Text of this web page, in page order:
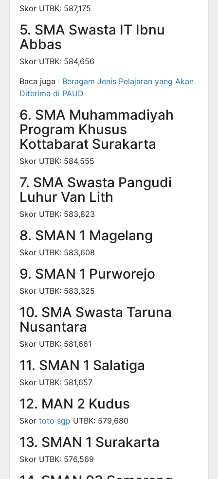
Skor UTBK: 587,175
5. SMA Swasta IT Ibnu
Abbas
Skor UTBK: 584,656
Baca juga : Beragam Jenis Pelajaran yang Akan
Diterima di PAUD
6. SMA Muhammadiyah
Program Khusus
Kottabarat Surakarta
Skor UTBK: 584,555
7. SMA Swasta Pangudi
Luhur Van Lith
Skor UTBK: 583,823
8. SMAN 1 Magelang
Skor UTBK: 583,608
9. SMAN 1 Purworejo
Skor UTBK: 583,325
10. SMA Swasta Taruna
Nusantara
Skor UTBK: 581,661
11. SMAN 1 Salatiga
Skor UTBK: 581,657
12. MAN 2 Kudus
Skor toto sgp UTBK: 579,680
13. SMAN 1 Surakarta
Skor UTBK: 576,569